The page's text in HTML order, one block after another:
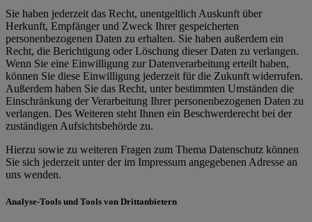
Sie haben jederzeit das Recht, unentgeltlich Auskunft über
Herkunft, Empfänger und Zweck Ihrer gespeicherten
personenbezogenen Daten zu erhalten. Sie haben außerdem ein
Recht, die Berichtigung oder Löschung dieser Daten zu verlangen.
Wenn Sie eine Einwilligung zur Datenverarbeitung erteilt haben,
können Sie diese Einwilligung jederzeit für die Zukunft widerrufen.
Außerdem haben Sie das Recht, unter bestimmten Umständen die
Einschränkung der Verarbeitung Ihrer personenbezogenen Daten zu
verlangen. Des Weiteren steht Ihnen ein Beschwerderecht bei der
zuständigen Aufsichtsbehörde zu.
Hierzu sowie zu weiteren Fragen zum Thema Datenschutz können
Sie sich jederzeit unter der im Impressum angegebenen Adresse an
uns wenden.
Analyse-Tools und Tools von Drittanbietern